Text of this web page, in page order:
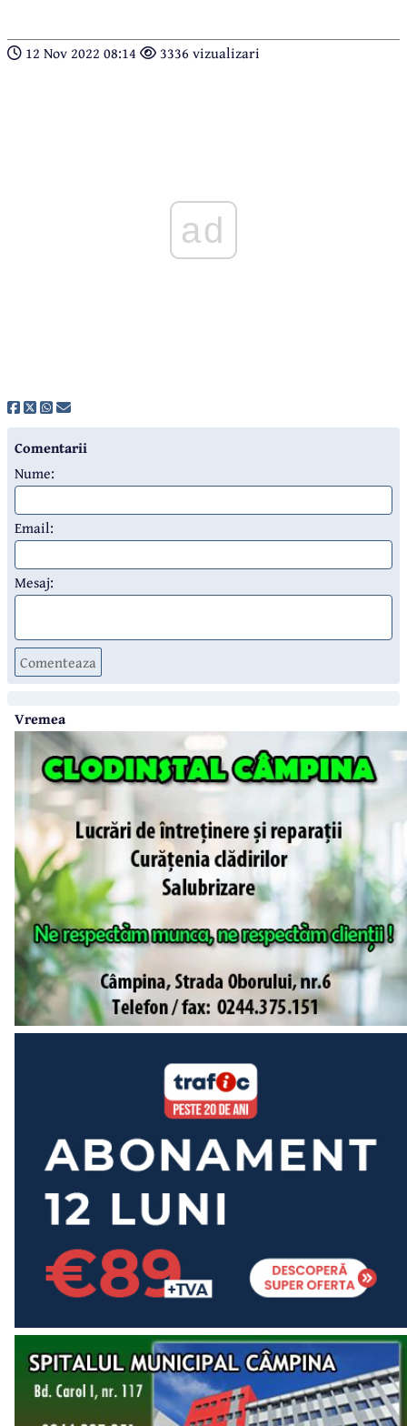
12 Nov 2022 08:14 3336 vizualizari
ad
Comentarii
Nume:
Email:
Mesaj:
Comenteaza
Vremea